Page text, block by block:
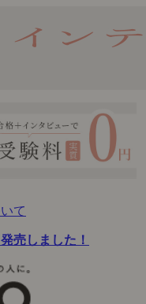
て
売しました！